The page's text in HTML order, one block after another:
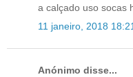
a calçado uso socas
11 janeiro, 2018 18:21
Anónimo disse...